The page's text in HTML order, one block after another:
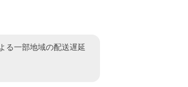
る一部地域の配送遅延